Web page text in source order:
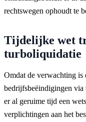
rechtswegen ophoudt te
Tijdelijke wet
turboliquidatie
Omdat de verwachting is
bedrijfsbeëindigingen
er al geruime tijd een
verplichtingen aan het